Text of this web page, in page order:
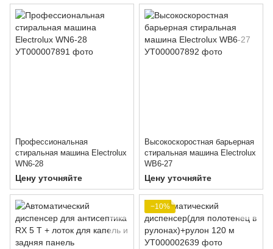
Профессиональная
стиральная машина Electrolux
WN6-28
Цену уточняйте
Высокоскоростная барьерная
стиральная машина Electrolux
WB6-27
Цену уточняйте
−10%